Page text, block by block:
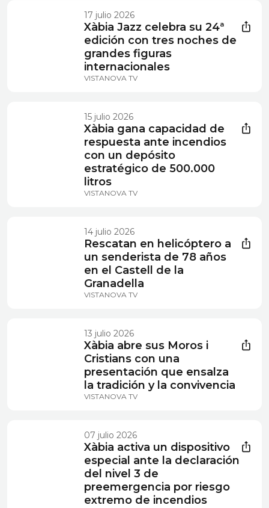
17 julio 2026
Xàbia Jazz celebra su 24ª
edición con tres noches de
grandes figuras
internacionales
VISTANOVA TV
15 julio 2026
Xàbia gana capacidad de
respuesta ante incendios
con un depósito
estratégico de 500.000
litros
VISTANOVA TV
14 julio 2026
Rescatan en helicóptero a
un senderista de 78 años
en el Castell de la
Granadella
VISTANOVA TV
13 julio 2026
Xàbia abre sus Moros i
Cristians con una
presentación que ensalza
la tradición y la convivencia
VISTANOVA TV
07 julio 2026
Xàbia activa un dispositivo
especial ante la declaración
del nivel 3 de
preemergencia por riesgo
extremo de incendios